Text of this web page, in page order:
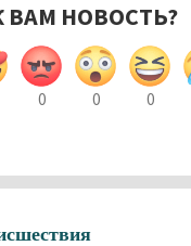
ВАМ НОВОСТЬ?
0 0 0